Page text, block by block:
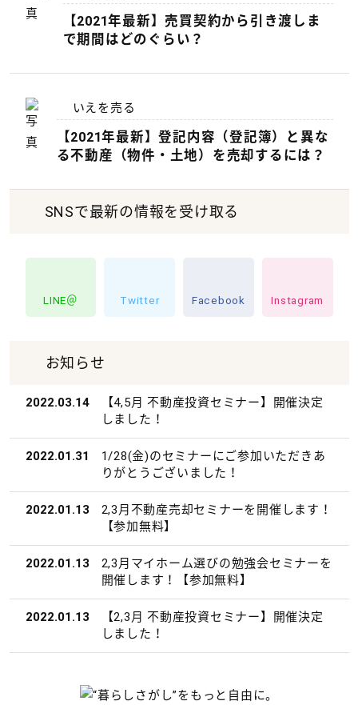
【2021年最新】売買契約から引き渡しま
で期間はどのぐらい？
いえを売る
【2021年最新】登記内容（登記簿）と異な
る不動産（物件・土地）を売却するには？
SNSで最新の情報を受け取る
LINE＠ Twitter Facebook Instagram
お知らせ
2022.03.14
【4,5月 不動産投資セミナー】開催決定
しました！
2022.01.31
1/28(金)のセミナーにご参加いただきあ
りがとうございました！
2022.01.13
2,3月不動産売却セミナーを開催します！
【参加無料】
2022.01.13
2,3月マイホーム選びの勉強会セミナーを
開催します！【参加無料】
2022.01.13
【2,3月 不動産投資セミナー】開催決定
しました！